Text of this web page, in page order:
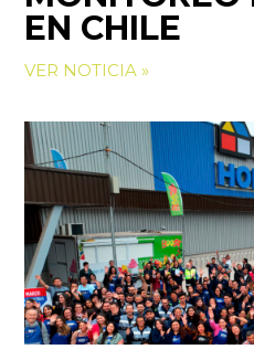
EN CHILE
VER NOTICIA »